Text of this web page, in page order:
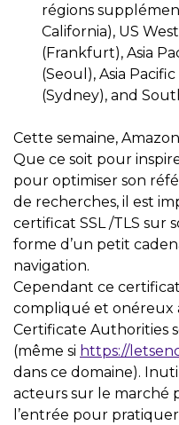
régions
California), US
(Frankfurt), Asia
(Seoul), Asia
(Sydney), and
Cette semaine,
Que ce soit pour
pour optimiser son
de recherches, il est
certificat SSL /TLS sur
forme d’un petit
navigation.
Cependant ce
compliqué et onéreux
Certificate Authorities
(même si https://
dans ce domaine).
acteurs sur le marché
l’entrée pour